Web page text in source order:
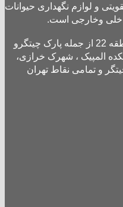
و لوازم نگهداری حیوانات
داخلی وخارجی است.
پت شاپ نینی پت به تمامی نقاط منطقه 22 از جمله پارک چیتگرو
المپیک ، شهرک خرازی،
و تمامی نقاط تهران